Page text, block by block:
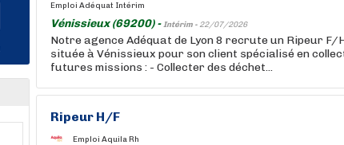
Emploi Adéquat Intérim
Vénissieux (69200) -Intérim - 22/07/2026
Notre agence Adéquat de Lyon 8 recrute un Ripeur F/
située à Vénissieux pour son client spécialisé en
futures missions : - Collecter des déchet...
Ripeur H/F
Emploi Aquila Rh